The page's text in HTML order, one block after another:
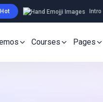
Hot
Courses Pages